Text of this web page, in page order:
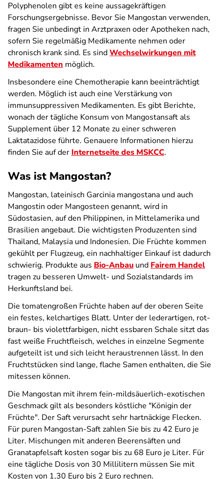
Polyphenolen gibt es keine aussagekräftigen
Forschungsergebnisse. Bevor Sie Mangostan verwenden,
fragen Sie unbedingt in Arztpraxen oder Apotheken nach,
sofern Sie regelmäßig Medikamente nehmen oder
chronisch krank sind. Es sindWechselwirkungen mit
Medikamenten möglich.
Insbesondere eine Chemotherapie kann beeinträchtigt
werden. Möglich ist auch eine Verstärkung von
immunsuppressiven Medikamenten. Es gibt Berichte,
wonach der tägliche Konsum von Mangostansaft als
Supplement über 12 Monate zu einer schweren
Laktatazidose führte. Genauere Informationen hierzu
finden Sie auf der Internetseite des MSKCC.
Was ist Mangostan?
Mangostan, lateinisch Garcinia mangostana und auch
Mangostin oder Mangosteen genannt, wird in
Südostasien, auf den Philippinen, in Mittelamerika und
Brasilien angebaut. Die wichtigsten Produzenten sind
Thailand, Malaysia und Indonesien. Die Früchte kommen
gekühlt per Flugzeug, ein nachhaltiger Einkauf ist dadurch
schwierig. Produkte aus Bio-Anbau und Fairem Handel
tragen zu besseren Umwelt- und Sozialstandards im
Herkunftsland bei.
Die tomatengroßen Früchte haben auf der oberen Seite
ein festes, kelchartiges Blatt. Unter der lederartigen, rot-
braun- bis violettfarbigen, nicht essbaren Schale sitzt das
fast weiße Fruchtfleisch, welches in einzelne Segmente
aufgeteilt ist und sich leicht heraustrennen lässt. In den
Fruchtstücken sind lange, flache Samen enthalten, die Sie
mitessen können.
Die Mangostan mit ihrem fein-mildsäuerlich-exotischen
Geschmack gilt als besonders köstliche "Königin der
Früchte". Der Saft verursacht sehr hartnäckige Flecken.
Für puren Mangostan-Saft zahlen Sie bis zu 42 Euro je
Liter. Mischungen mit anderen Beerensäften und
Granatapfelsaft kosten sogar bis zu 68 Euro je Liter. Für
eine tägliche Dosis von 30 Millilitern müssen Sie mit
Kosten von 1,30 Euro bis 2 Euro rechnen.